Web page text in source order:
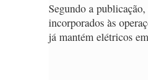
Segundo a
incorporados às
já mantém elétricos